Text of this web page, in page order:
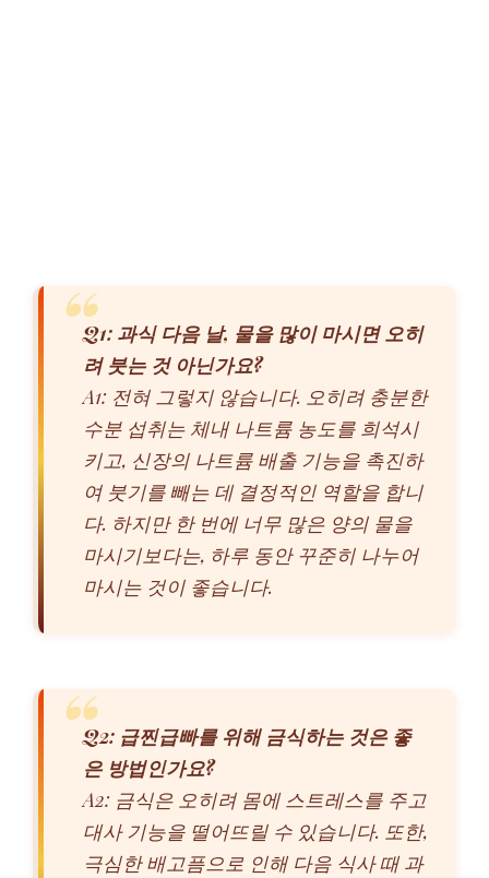
Q1: 과식 다음 날, 물을 많이 마시면 오히
려 붓는 것 아닌가요?
A1: 전혀 그렇지 않습니다. 오히려 충분한
수분 섭취는 체내 나트륨 농도를 희석시
키고, 신장의 나트륨 배출 기능을 촉진하
여 붓기를 빼는 데 결정적인 역할을 합니
다. 하지만 한 번에 너무 많은 양의 물을
마시기보다는, 하루 동안 꾸준히 나누어
마시는 것이 좋습니다.
Q2: 급찐급빠를 위해 금식하는 것은 좋
은 방법인가요?
A2: 금식은 오히려 몸에 스트레스를 주고
대사 기능을 떨어뜨릴 수 있습니다. 또한,
극심한 배고픔으로 인해 다음 식사 때 과